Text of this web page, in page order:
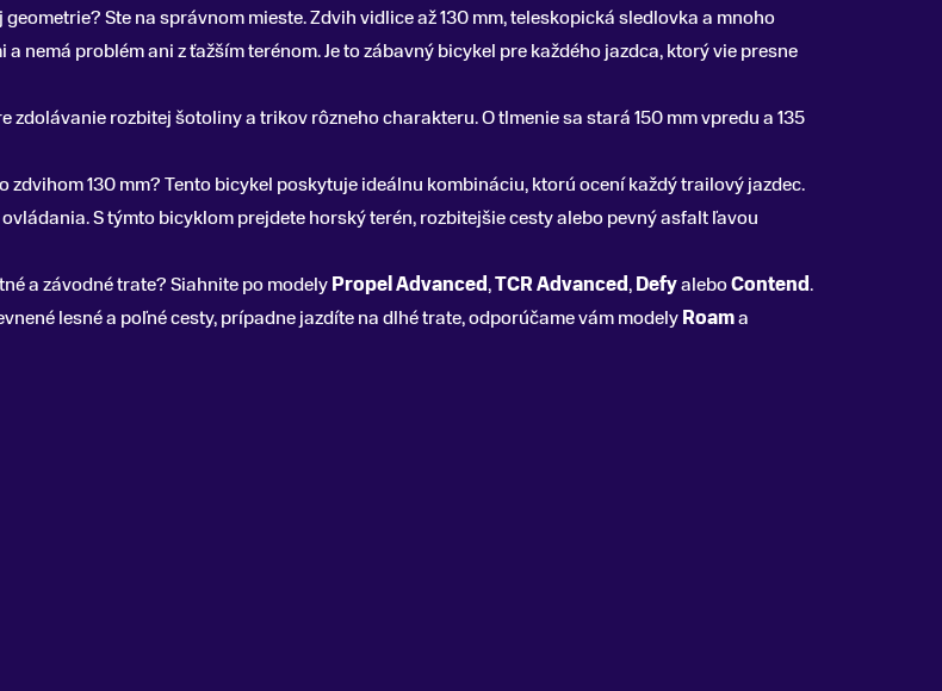
Ste na správnom mieste. Zdvih vidlice až 130 mm, teleskopická sledlovka a mnoho
nemá problém ani z ťažším terénom. Je to zábavný bicykel pre každého jazdca, ktorý vie presne
zdolávanie rozbitej šotoliny a trikov rôzneho charakteru. O tlmenie sa stará 150 mm vpredu a 135
130 mm? Tento bicykel poskytuje ideálnu kombináciu, ktorú ocení každý trailový jazdec.
S týmto bicyklom prejdete horský terén, rozbitejšie cesty alebo pevný asfalt ľavou
a závodné trate? Siahnite po modelyPropel Advanced,TCR Advanced,DefyaleboContend.
lesné a poľné cesty, prípadne jazdíte na dlhé trate, odporúčame vám modelyRoama